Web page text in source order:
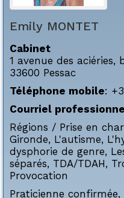
Emily MONTET
Cabinet
1 avenue des
33600 Pessac
Téléphone mobile:
Courriel
Régions / Prise en
Gironde, L'autisme,
dysphorie de genre,
séparés, TDA/TDAH,
Provocation
Praticienne